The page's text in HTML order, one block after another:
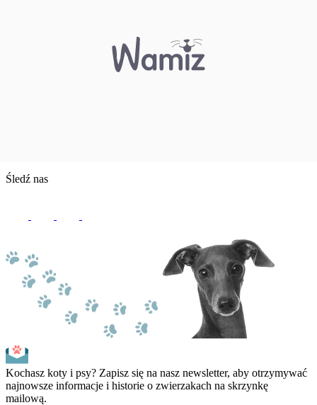
Śledź nas
Kochasz koty i psy? Zapisz się na nasz newsletter, aby otrzymywać
najnowsze informacje i historie o zwierzakach na skrzynkę
mailową.